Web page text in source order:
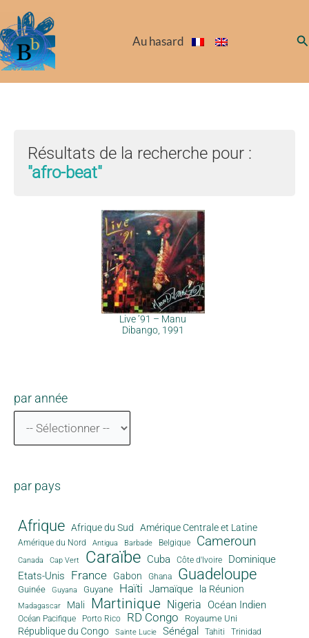
au
contenu
Au hasard
Résultats de la recherche pour :
"afro-beat"
Live ’91 – Manu
Dibango, 1991
par année
par pays
Afrique Afrique du Sud Amérique Centrale et Latine
Amérique du Nord Antigua Barbade Belgique Cameroun
Canada Cap Vert Caraïbe Cuba Côte d'Ivoire
Dominique
Etats-Unis
France Gabon Ghana Guadeloupe
Guinée Guyana Guyane Haïti Jamaïque la Réunion
Madagascar Mali Martinique Nigeria Océan Indien
Océan Pacifique Porto Rico RD Congo Royaume Uni
République du Congo Sainte Lucie Sénégal Tahiti Trinidad